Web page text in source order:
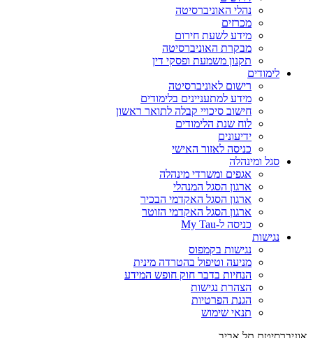
נהלי האוניברסיטה
מכרזים
מידע לשעת חירום
מבקרת האוניברסיטה
תקנון משמעת ופסקי דין
לימודים
רישום לאוניברסיטה
מידע למתעניינים בלימודים
חישוב סיכויי קבלה לתואר ראשון
לוח שנת הלימודים
ידיעונים
כניסה לאזור האישי
סגל ומינהלה
אגפים ומשרדי מינהלה
ארגון הסגל המנהלי
ארגון הסגל האקדמי הבכיר
ארגון הסגל האקדמי הזוטר
כניסה ל-My Tau
נגישות
נגישות בקמפוס
מניעה וטיפול בהטרדה מינית
הנחיות בדבר חוק חופש המידע
הצהרת נגישות
הגנת הפרטיות
תנאי שימוש